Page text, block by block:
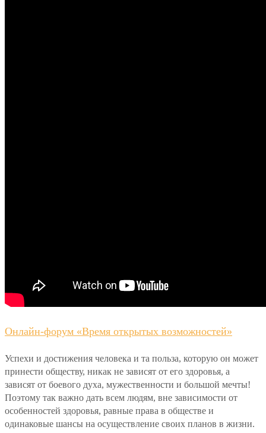
Онлайн-форум «Время открытых возможностей»
Успехи и достижения человека и та польза, которую он может
принести обществу, никак не зависят от его здоровья, а
зависят от боевого духа, мужественности и большой мечты!
Поэтому так важно дать всем людям, вне зависимости от
особенностей здоровья, равные права в обществе и
одинаковые шансы на осуществление своих планов в жизни.